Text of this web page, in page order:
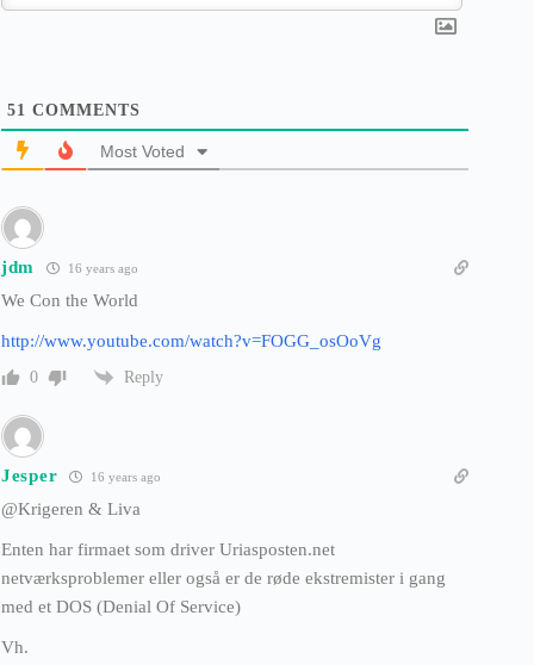
51 COMMENTS
Most Voted
jdm 16 years ago
We Con the World
http://www.youtube.com/watch?v=FOGG_osOoVg
0 Reply
Jesper 16 years ago
@Krigeren & Liva
Enten har firmaet som driver Uriasposten.net
netværksproblemer eller også er de røde ekstremister i gang
med et DOS (Denial Of Service)
Vh.